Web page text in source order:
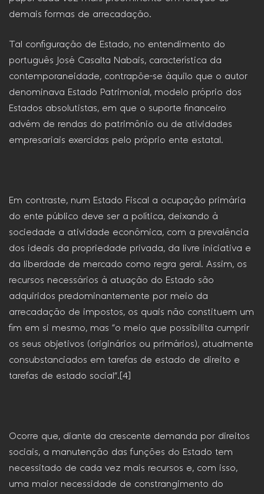
demais formas de arrecadação.
Tal configuração de Estado, no entendimento do
português José Casalta Nabais, característica da
contemporaneidade, contrapõe-se àquilo que o autor
denominava Estado Patrimonial, modelo próprio dos
Estados absolutistas, em que o suporte financeiro
advém de rendas do patrimônio ou de atividades
empresariais exercidas pelo próprio ente estatal.
Em contraste, num Estado Fiscal a ocupação primária
do ente público deve ser a política, deixando à
sociedade a atividade econômica, com a prevalência
dos ideais da propriedade privada, da livre iniciativa e
da liberdade de mercado como regra geral. Assim, os
recursos necessários à atuação do Estado são
adquiridos predominantemente por meio da
arrecadação de impostos, os quais não constituem um
fim em si mesmo, mas “o meio que possibilita cumprir
os seus objetivos (originários ou primários), atualmente
consubstanciados em tarefas de estado de direito e
tarefas de estado social”.[4]
Ocorre que, diante da crescente demanda por direitos
sociais, a manutenção das funções do Estado tem
necessitado de cada vez mais recursos e, com isso,
uma maior necessidade de constrangimento do